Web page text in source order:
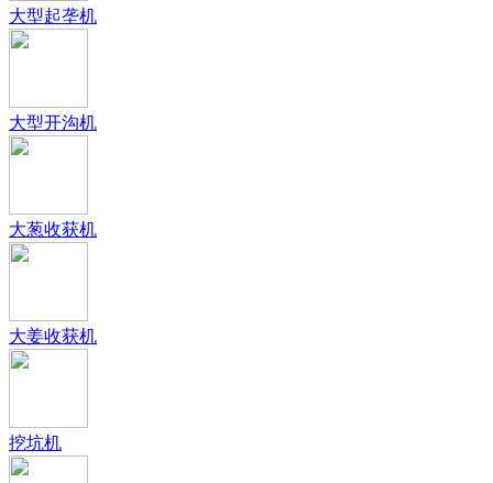
大型起垄机
大型开沟机
大葱收获机
大姜收获机
挖坑机